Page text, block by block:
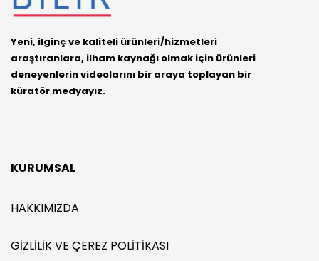
Yeni, ilginç ve kaliteli ürünleri/hizmetleri
araştıranlara, ilham kaynağı olmak için ürünleri
deneyenlerin videolarını bir araya toplayan bir
küratör medyayız.
KURUMSAL
HAKKIMIZDA
GIZLILIK VE ÇEREZ POLITIKASI